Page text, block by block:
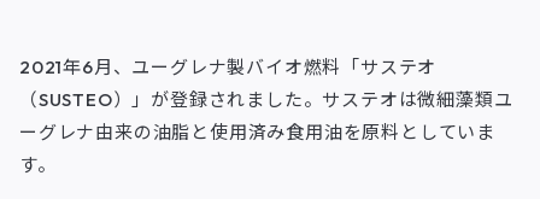
2021年6月、ユーグレナ製バイオ燃料「サステオ
（SUSTEO）」が登録されました。サステオは微細藻類ユ
ーグレナ由来の油脂と使用済み食用油を原料としていま
す。